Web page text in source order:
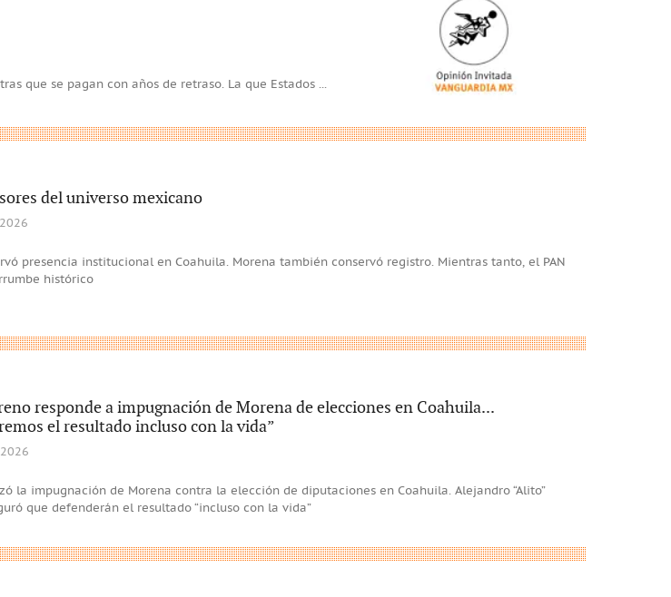
que se pagan con años de retraso. La que Estados ...
del universo mexicano
presencia institucional en Coahuila. Morena también conservó registro. Mientras tanto, el PAN
histórico
responde a impugnación de Morena de elecciones en Coahuila...
el resultado incluso con la vida”
la impugnación de Morena contra la elección de diputaciones en Coahuila. Alejandro “Alito”
que defenderán el resultado “incluso con la vida”